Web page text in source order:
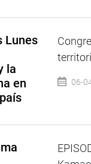
Lunes
la
en
06-